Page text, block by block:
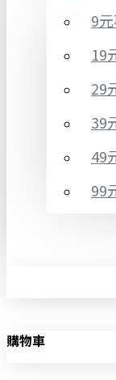
9
19
29
39
49
99
購物車